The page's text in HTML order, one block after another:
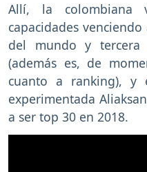
Allí, la colombiana
capacidades
del mundo y tercera
(además es, de
cuanto a ranking),
experimentada
a ser top 30 en 2018.